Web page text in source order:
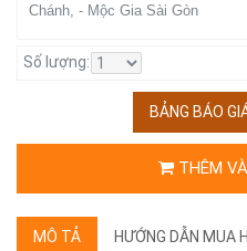
Chánh, - Mộc Gia Sài Gòn
Số lượng:
BẢNG BÁO
THÊM
MÔ TẢ HƯỚNG DẪN MUA